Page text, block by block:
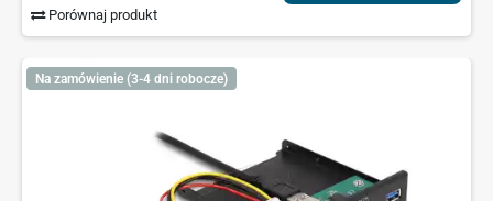
Porównaj produkt
Na zamówienie (3-4 dni robocze)